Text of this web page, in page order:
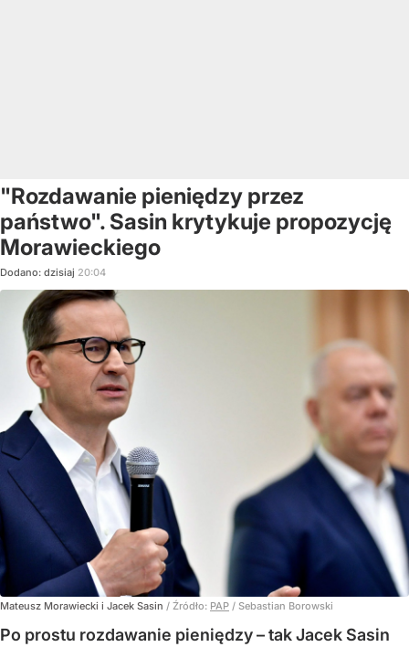
"Rozdawanie pieniędzy przez
państwo". Sasin krytykuje propozycję
Morawieckiego
Dodano: dzisiaj 20:04
Mateusz Morawiecki i Jacek Sasin / Źródło: PAP / Sebastian Borowski
Po prostu rozdawanie pieniędzy – tak Jacek Sasin